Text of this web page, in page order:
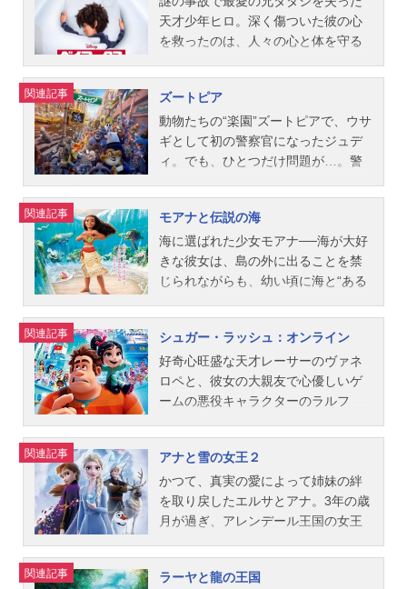
ページは動画配信サービスのプロモ
ーショ...
ビントン兄弟：飯島肇スタッフ監
督：ネイサン・グレノ バイロン・
総指揮：ジョン・ラセター グレ
ン・キーン脚本：ダン・フォーゲル
マン公開開始年＆季節2011アニメ映
画(C)Disney『塔の上のラプンツェ...
ット：龍田直樹スグモドル：三宅健
太ナレーター：青森伸スタッフ監
ドン・ホール脚本：バーニー・マテ
ィンソン原作：A・A・ミルン製作総
指揮：ジョン・ラセターナレータ
ー：ジョン・クリーズ音楽：ロバー
ト・ロペス撮影：ジュリオ・マカッ
ウォルト・ディズニー・アニメーシ
ョン・スタジオ配給：ウォルト・デ
ィズニー・スタジオ・モーション・
ピクチャーズ【日本語吹替え版スタ
ッフ】翻訳：...
ヴァネロペと彼らの世界を救えるの
か？ワクワクドキドキ、そして思わ
ー・アドベンチャー！作品名シュガ
ー・ラッシュ放送形態劇場版アニメ
スケジュール2013年3月23日（土）
キャストラルフ：山寺宏一ヴァネロ
ペ：諸星すみれフェリックス：花輪
ンディ大王：多田野曜平スタッフ監
督：リッチ・ムーア製作：クラー
ク・スペンサー製作総指揮：ジョ
ン・ラセターストーリー：リッチ・
ムーア、フィル・ジョンストン、ジ
ストン、ジェニファー・リー音楽：
ヘンリー・ジャックマンアート・デ
ィレクター：マイク・ガブリエル共
同アート・ディレクター：イアン・
グッディン...
描いた感動の物語。作品名アナと雪
の女王放送形態劇場版アニメシリー
年3月14日（金）キャストアナ：神田
沙也加エルサ：松たか子クリスト
フ・ビョルグマン：原慎一郎オラ
フ：武内駿輔ハンス・サザンアイ
ル：津田英佑ウェーゼルトン公爵：
杉村理加オーケン：北川勝博カイ：
飯島肇ゲルダ：増岡裕子アレンデー
ル国王：根本泰彦アレンデール王
妃：最所美咲子供時代のアナ：諸星
すみれ幼いエルサ：佐々木りおスタ
ファー・リー製作：ピーター・デ
ル・ヴェッチョ製作総指揮：ジョ
ン・ラセター脚本：ジェニファー・
リー歌曲：ロバート・ロペス クリ
ステン・アンダーソン＝ロペス音
tGo～ありのままで～」MayJ.公開開
始年＆季節2014アニメ映画(C)Disney
『アナと雪の女王』公式サイト「デ
ィズニー・スタジオ」公式Twitter動
画...
天才少年ヒロ。深く傷ついた彼の心
を救ったのは、人々の心と体を守る
のベイマックスだった。兄の死の真
相をつかもうとする二人だったが、
彼らの前に未知なる強大な敵が立ち
はだかる。ケア・ロボットとして人
を傷つけることを禁じられているベ
ることはできるのだろうか？そし
て、兄がベイマックスに託した、驚
くべき“使命”とは…？作品名ベイマッ
クス放送形態劇場版アニメシリーズ
ディズニー映画スケジュール2014年
ス：川島得愛ヒロ：本城雄太郎タダ
シ：小泉孝太郎キャスおばさん：菅
野美穂フレッド：新田英人ゴー・ゴ
ー：浅野真澄ワサビ：武田幸史ハニ
ー・レモン：山根舞ロバート・キャ
イ：森田順平スタッフ製作総指揮：
ジョン・ラセター製作：ロイ・コン
リ監督：ドン・ホール クリス・ウ
ィリアムズ脚本：ジョーダン・ロバ
ーツ ダニエル・ガーソン ロバー
ャックマン主題歌「Story(EnglishVer
sion)」AI公開開始年＆季節2014アニ
関連記事
ズートピア
動物たちの“楽園”ズートピアで、ウサ
ギとして初の警察官になったジュデ
ィ。でも、ひとつだけ問題が…。警
ように大きくてタフな動物たちで、
小さく可愛らしすぎる彼女は半人前
扱いなのだ。だが、ついにジュディ
も捜査に参加するチャンスが！ただ
し、与えられた時間はたった48時
消えてしまう…。頼みの綱は、事件
の手がかりを握るサギ師のキツネ、
ニックだけ。最も相棒にふさわしく
ない二人は、互いにダマしダマされ
ながら、ある行方不明事件の捜査を
ートピアを狙う陰謀が隠されてい
た…。作品名ズートピア放送形態劇
場版アニメシリーズディズニー映画
スケジュール2016年4月23日（土）
キャストジュディ・ホップス：上戸
署長：三宅健太ベルウェザー：竹内
順子クロウハウザー：高橋茂雄（サ
関連記事
モアナと伝説の海
海に選ばれた少女モアナ──海が大好
きな彼女は、島の外に出ることを禁
じられながらも、幼い頃に海と“ある
救うべく運命づけられる。それは、
命の女神テ・フィティの盗まれ
た“心”を取り戻し、世界を闇から守る
こと。神秘の大海原へ飛び出した彼
女は、伝説の英雄マウイと出会い、
る困難に悩み傷つきながらも、自分
の進むべき道を見つけていくモアナ
だったが……。作品名モアナと伝説
の海放送形態劇場版アニメシリーズ
ディズニー映画スケジュール2017年
久知奈マウイ：尾上松也タラおばあ
ちゃん：夏木マリトゥイ：安崎求シ
関連記事
シュガー・ラッシュ：オンライン
好奇心旺盛な天才レーサーのヴァネ
ロペと、彼女の大親友で心優しいゲ
ームの悪役キャラクターのラルフ
シュ＞の危機を救うため、誰も見た
ことのないインターネットの世界へ
飛び出す。そこはディズニープリン
セスたちに出会えるなど、何でもあ
りで何でも叶う夢のような世界だ
て、二人の冒険と友情も最大の危機
に！？はたして＜シュガー・ラッシ
関連記事
アナと雪の女王２
かつて、真実の愛によって姉妹の絆
を取り戻したエルサとアナ。3年の歳
月が過ぎ、アレンデール王国の女王
フ、そしてオラフと共に幸せな日々
を過ごしていた。だが、エルサにし
関連記事
ラーヤと龍の王国